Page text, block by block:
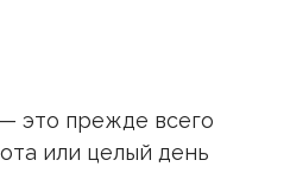
это прежде всего
или целый день